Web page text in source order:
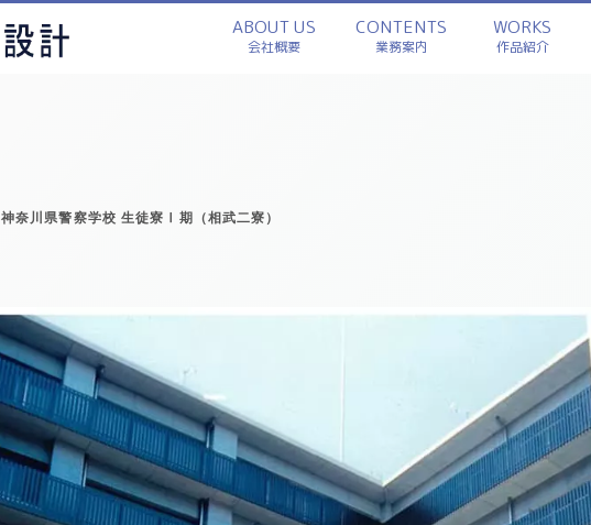
ABOUT US
会社概要
CONTENTS
業務案内
WORKS
作品紹介
神奈川県警察学校 生徒寮Ⅰ期（相武二寮）